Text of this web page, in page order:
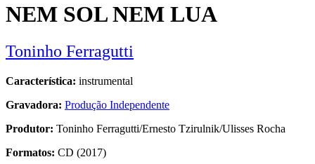
NEM SOL NEM LUA
Toninho Ferragutti
Característica: instrumental
Gravadora: Produção Independente
Produtor: Toninho Ferragutti/Ernesto Tzirulnik/Ulisses Rocha
Formatos: CD (2017)